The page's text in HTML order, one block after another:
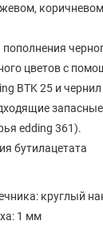
цветов с
BTK 25 и
edding 361).
бутилацетата
круглый
1 мм